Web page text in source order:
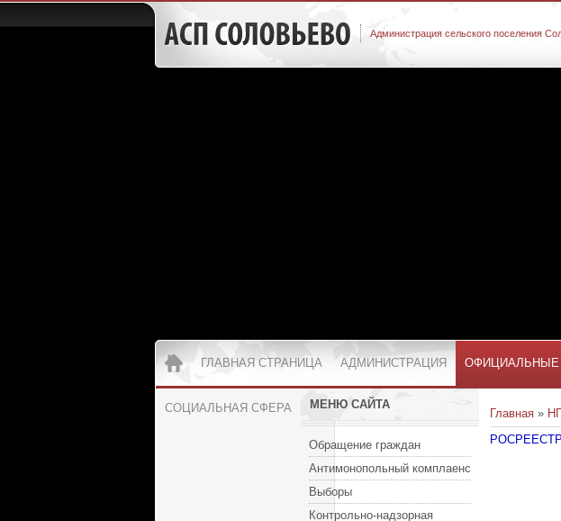
Администрация сельского поселения
ГЛАВНАЯ СТРАНИЦА АДМИНИСТРАЦИЯ ОФИЦИАЛЬНЫЕ
СОЦИАЛЬНАЯ СФЕРА МЕНЮ САЙТА
Обращение граждан
Антимонопольный комплаенс
Выборы
Контрольно-надзорная
Главная »